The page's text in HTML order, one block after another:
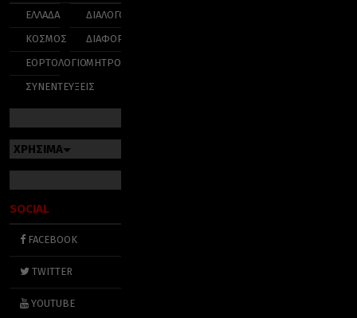
ΕΛΛΑΔΑ
ΚΟΣΜΟΣ
ΕΟΡΤΟΛΟΓΙΟ
ΣΥΝΕΝΤΕΥΞΕΙΣ
ΔΙΑΛΟΓΟΣ
ΔΙΑΦΟΡΑ
ΜΗΤΡΟΠΟΛΕΙΣ
ΧΡΗΣΙΜΑ
SOCIAL
FACEBOOK
TWITTER
YOUTUBE